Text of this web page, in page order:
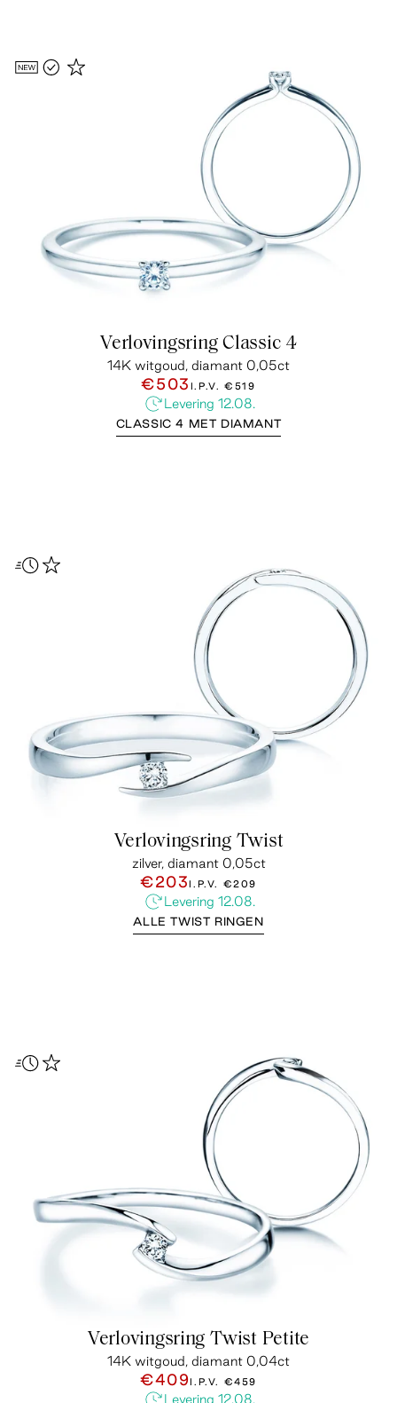
Verlovingsring Classic 4
14K witgoud, diamant 0,05ct
€503 I.P.V.€519
Levering 12.08.
CLASSIC 4 MET DIAMANT
Verlovingsring Twist
zilver, diamant 0,05ct
€203I.P.V. €209
Levering 12.08.
ALLE TWIST RINGEN
Verlovingsring Twist Petite
14K witgoud, diamant 0,04ct
€409I.P.V. €459
Levering 12.08.